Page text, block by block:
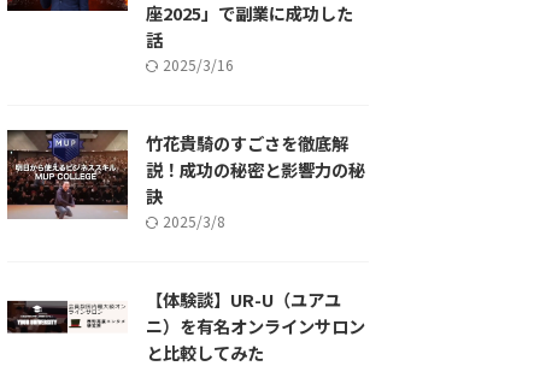
座2025」で副業に成功した
話
2025/3/16
竹花貴騎のすごさを徹底解
説！成功の秘密と影響力の秘
訣
2025/3/8
【体験談】UR-U（ユアユ
ニ）を有名オンラインサロン
と比較してみた